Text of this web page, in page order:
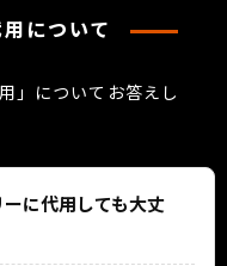
について
」についてお答えし
に代用しても大丈